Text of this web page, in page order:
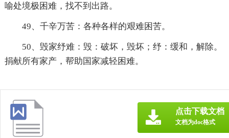
喻处境极困难，找不到出路。
49、千辛万苦：各种各样的艰难困苦。
50、毁家纾难：毁：破坏，毁坏；纾：缓和，解除。
捐献所有家产，帮助国家减轻困难。
点击下载文档
文档为doc格式